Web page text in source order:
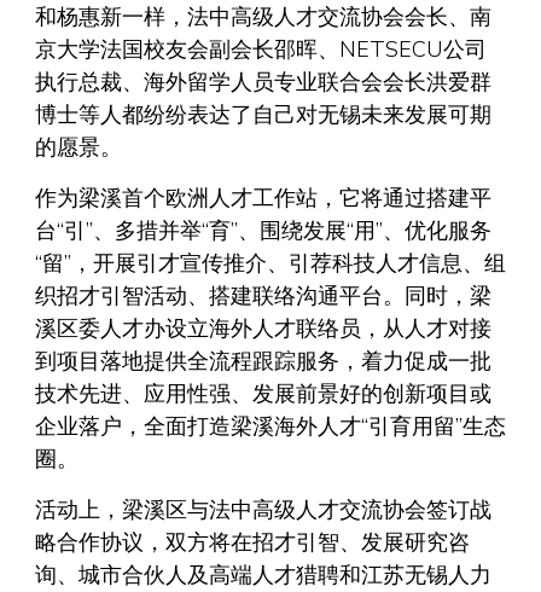
和杨惠新一样，法中高级人才交流协会会长、南
京大学法国校友会副会长邵晖、NETSECU公司
执行总裁、海外留学人员专业联合会会长洪爱群
博士等人都纷纷表达了自己对无锡未来发展可期
的愿景。
作为梁溪首个欧洲人才工作站，它将通过搭建平
台“引”、多措并举“育”、围绕发展“用”、优化服务
“留”，开展引才宣传推介、引荐科技人才信息、组
织招才引智活动、搭建联络沟通平台。同时，梁
溪区委人才办设立海外人才联络员，从人才对接
到项目落地提供全流程跟踪服务，着力促成一批
技术先进、应用性强、发展前景好的创新项目或
企业落户，全面打造梁溪海外人才“引育用留”生态
圈。
活动上，梁溪区与法中高级人才交流协会签订战
略合作协议，双方将在招才引智、发展研究咨
询、城市合伙人及高端人才猎聘和江苏无锡人力